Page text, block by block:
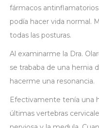
fármacos
podía hacer vida normal.
todas las posturas.
Al examinarme la Dra.
se trababa de una hernia
hacerme una resonancia.
Efectivamente tenía una
últimas vertebras